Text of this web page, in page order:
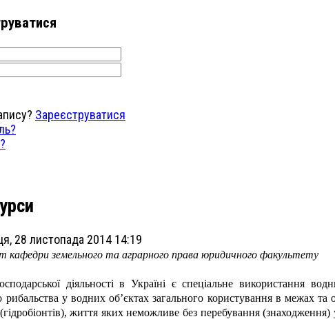
Зареєструватися
28 листопада 2014 14:19
кафедри земельного та аграрного права юридичного факультету
діяльності в Україні є спеціальне використання
рибальства у водних об’єктах загального користування в межах
життя яких неможливе без перебування